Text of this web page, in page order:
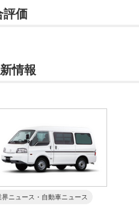
評価
情報
界ニュース・自動車ニュース